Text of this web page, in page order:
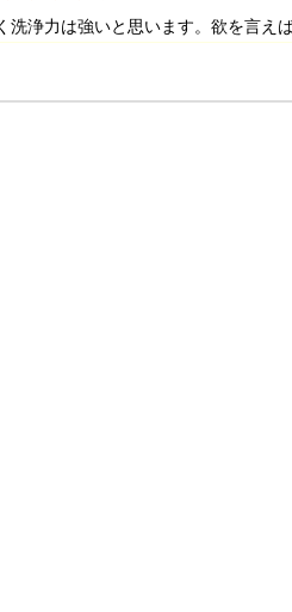
洗浄力は強いと思います。欲を言え